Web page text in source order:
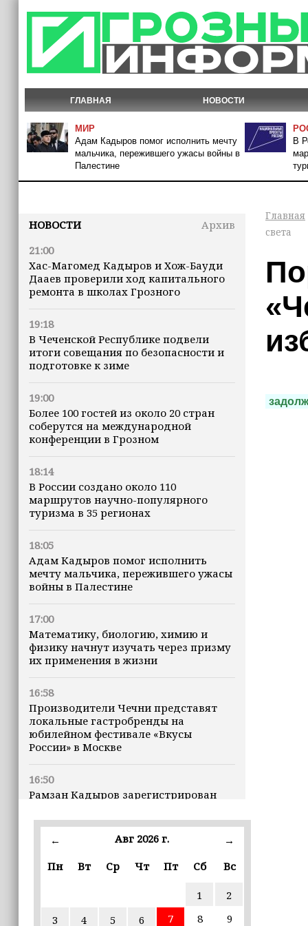
ГЛАВНАЯ НОВОСТИ
МИР
Адам Кадыров помог исполнить мечту
мальчика, пережившего ужасы войны в
Палестине
В
НОВОСТИ
Архив
21:00
Хас-Магомед Кадыров и Хож-Бауди
Дааев проверили ход капитального
ремонта в школах Грозного
19:18
В Чеченской Республике подвели
итоги совещания по безопасности и
подготовке к зиме
19:00
Более 100 гостей из около 20 стран
соберутся на международной
конференции в Грозном
18:14
В России создано около 110
маршрутов научно-популярного
туризма в 35 регионах
18:05
Адам Кадыров помог исполнить
мечту мальчика, пережившего ужасы
войны в Палестине
17:00
Математику, биологию, химию и
физику начнут изучать через призму
их применения в жизни
16:58
Производители Чечни представят
локальные гастробренды на
юбилейном фестивале «Вкусы
России» в Москве
16:50
Рамзан Кадыров зарегистрирован
16:47
землетрясения, рассказала
16:12
← Авг 2026 г.
→
Пн
Вт Ср Чт Пт Сб Вс
1
2
3
4 5 6 7 8
9
Главная
света